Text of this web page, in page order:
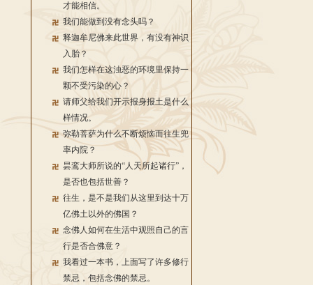
才能相信。
我们能做到没有念头吗？
释迦牟尼佛来此世界，有没有神识
入胎？
我们怎样在这浊恶的环境里保持一
颗不受污染的心？
请师父给我们开示报身报土是什么
样情况。
弥勒菩萨为什么不断烦恼而往生兜
率内院？
昙鸾大师所说的“人天所起诸行”，
是否也包括世善？
往生，是不是我们从这里到达十万
亿佛土以外的佛国？
念佛人如何在生活中观照自己的言
行是否合佛意？
我看过一本书，上面写了许多修行
禁忌，包括念佛的禁忌。